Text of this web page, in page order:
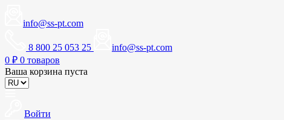
info@ss-pt.com
8 800 25 053 25
info@ss-pt.com
0 ₽ 0 товаров
Ваша корзина пуста
Войти